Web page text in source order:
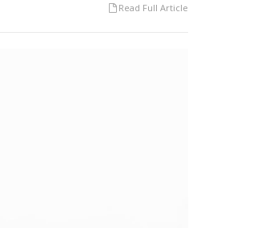
Read Full Article